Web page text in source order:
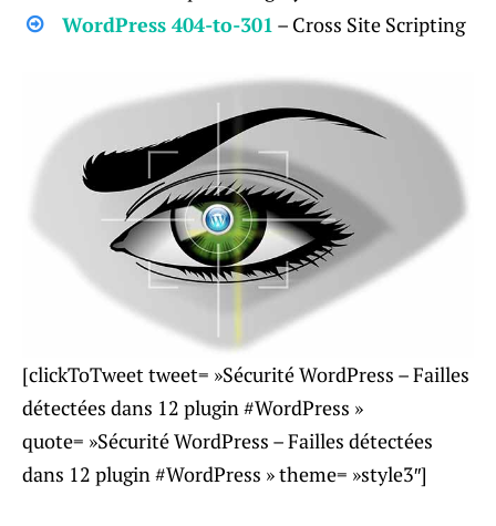
WordPress 404-to-301 – Cross Site Scripting
[clickToTweet tweet= »Sécurité WordPress – Failles
détectées dans 12 plugin #WordPress »
quote= »Sécurité WordPress – Failles détectées
dans 12 plugin #WordPress » theme= »style3″]